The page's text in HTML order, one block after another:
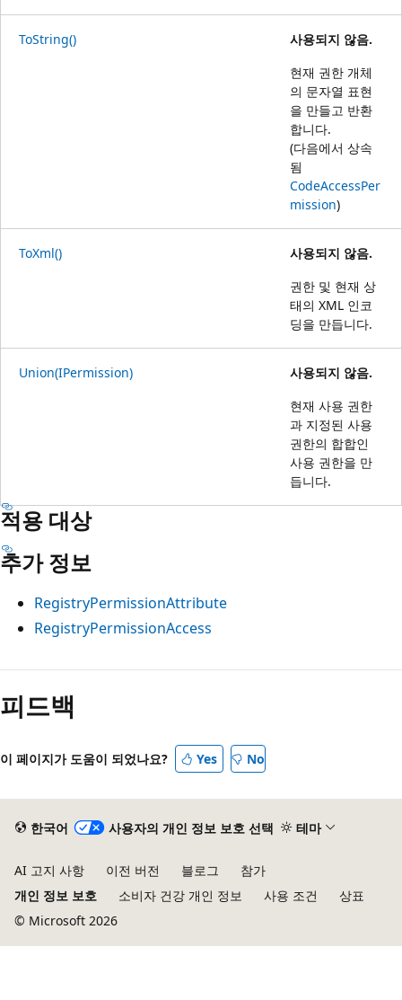
ToString()
사용되지 않음.
현재 권한 개체
의 문자열 표현
을 만들고 반환
합니다.
(다음에서 상속
됨
CodeAccessPer
mission)
ToXml()
사용되지 않음.
권한 및 현재 상
태의 XML 인코
딩을 만듭니다.
Union(IPermission)
사용되지 않음.
현재 사용 권한
과 지정된 사용
권한의 합합인
사용 권한을 만
듭니다.
적용 대상
추가 정보
RegistryPermissionAttribute
RegistryPermissionAccess
피드백
이 페이지가 도움이 되었나요? Yes No
한국어 사용자의 개인 정보 보호 선택 테마
AI 고지 사항 이전 버전 블로그
참가
개인 정보 보호
소비자 건강 개인 정보 사용 조건
상표
© Microsoft 2026